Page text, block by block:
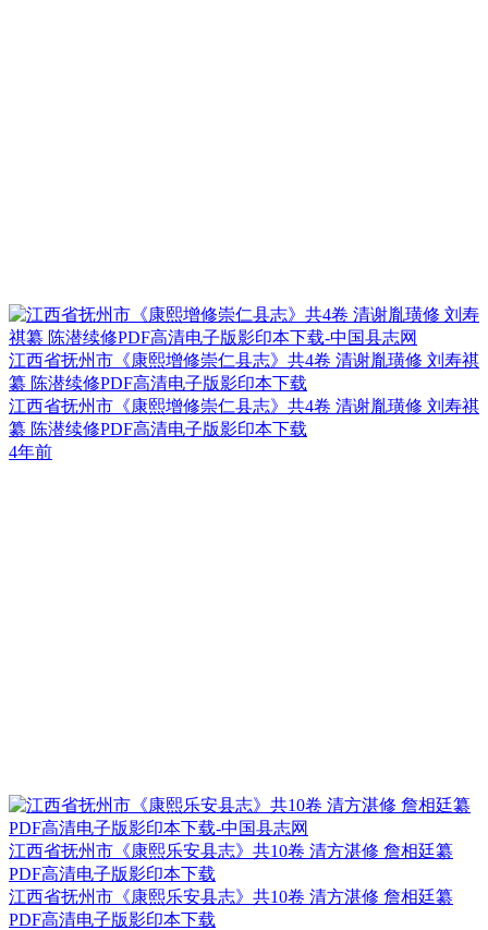
江西省抚州市《康熙增修崇仁县志》共4卷 清谢胤璜修 刘寿祺
纂 陈潜续修PDF高清电子版影印本下载
江西省抚州市《康熙增修崇仁县志》共4卷 清谢胤璜修 刘寿祺
纂 陈潜续修PDF高清电子版影印本下载
4年前
江西省抚州市《康熙乐安县志》共10卷 清方湛修 詹相廷纂
PDF高清电子版影印本下载
江西省抚州市《康熙乐安县志》共10卷 清方湛修 詹相廷纂
PDF高清电子版影印本下载